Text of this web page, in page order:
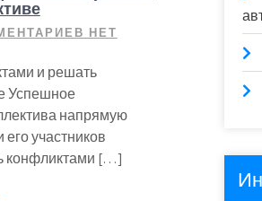
НЕТ
и решать
Успешное
напрямую
его участников
конфликтами […]